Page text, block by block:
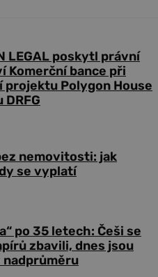
LEGAL poskytl právní
Komerční bance při
projektu Polygon House
nemovitosti: jak
se vyplatí
po 35 letech: Češi se
zbavili, dnes jsou
nadprůměru